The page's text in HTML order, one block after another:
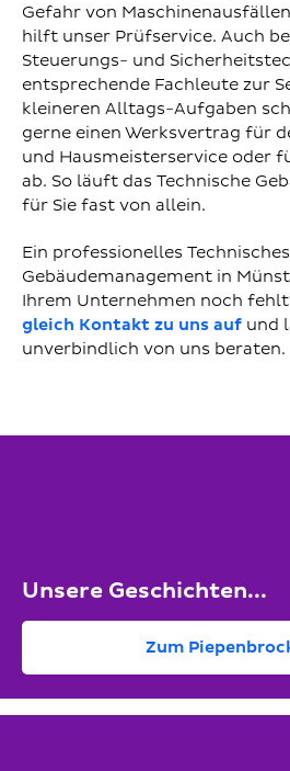
Gefahr von
hilft unser Prüfservice. Auch
Steuerungs- und
entsprechende Fachleute zur
kleineren Alltags-Aufgaben
gerne einen Werksvertrag für
und Hausmeisterservice oder
ab. So läuft das Technische
für Sie fast von allein.
Ein professionelles Technisches
Gebäudemanagement in
Ihrem Unternehmen noch
gleich Kontakt zu uns auf und
unverbindlich von uns beraten.
Unsere Geschichten...
Zum